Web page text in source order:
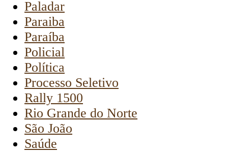
Paladar
Paraiba
Paraíba
Policial
Política
Processo Seletivo
Rally 1500
Rio Grande do Norte
São João
Saúde